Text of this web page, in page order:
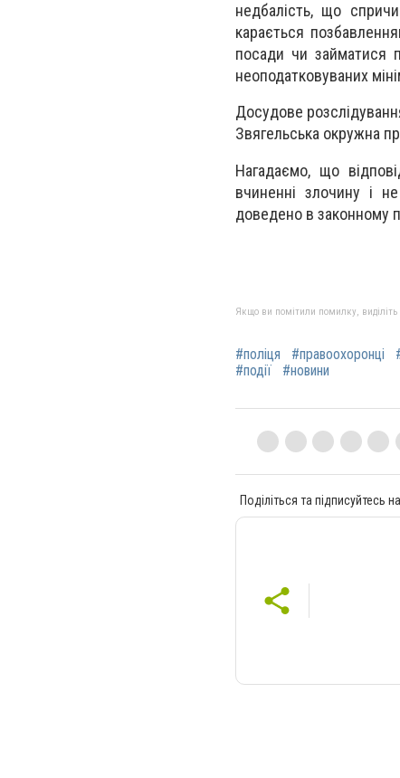
недбалість, що
карається
посади чи займатися
неоподатковуваних
Досудове
Звягельська окружна
Нагадаємо, що
вчиненні злочину і
доведено в законному
Якщо ви помітили помилку, виділіть
#поліця #правоохоронці
#події
#новини
Поділіться та підписуйтесь